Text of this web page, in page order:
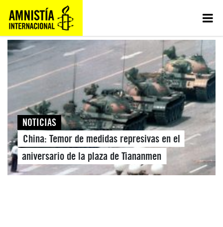
NOTICIAS
China: Temor de medidas represivas en el
aniversario de la plaza de Tiananmen